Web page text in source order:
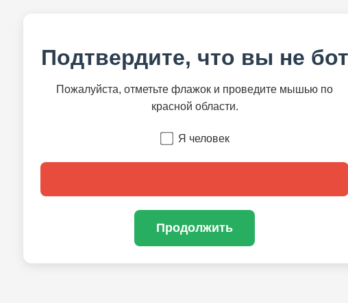
Подтвердите, что вы не бот
Пожалуйста, отметьте флажок и проведите мышью по
красной области.
Я человек
Продолжить